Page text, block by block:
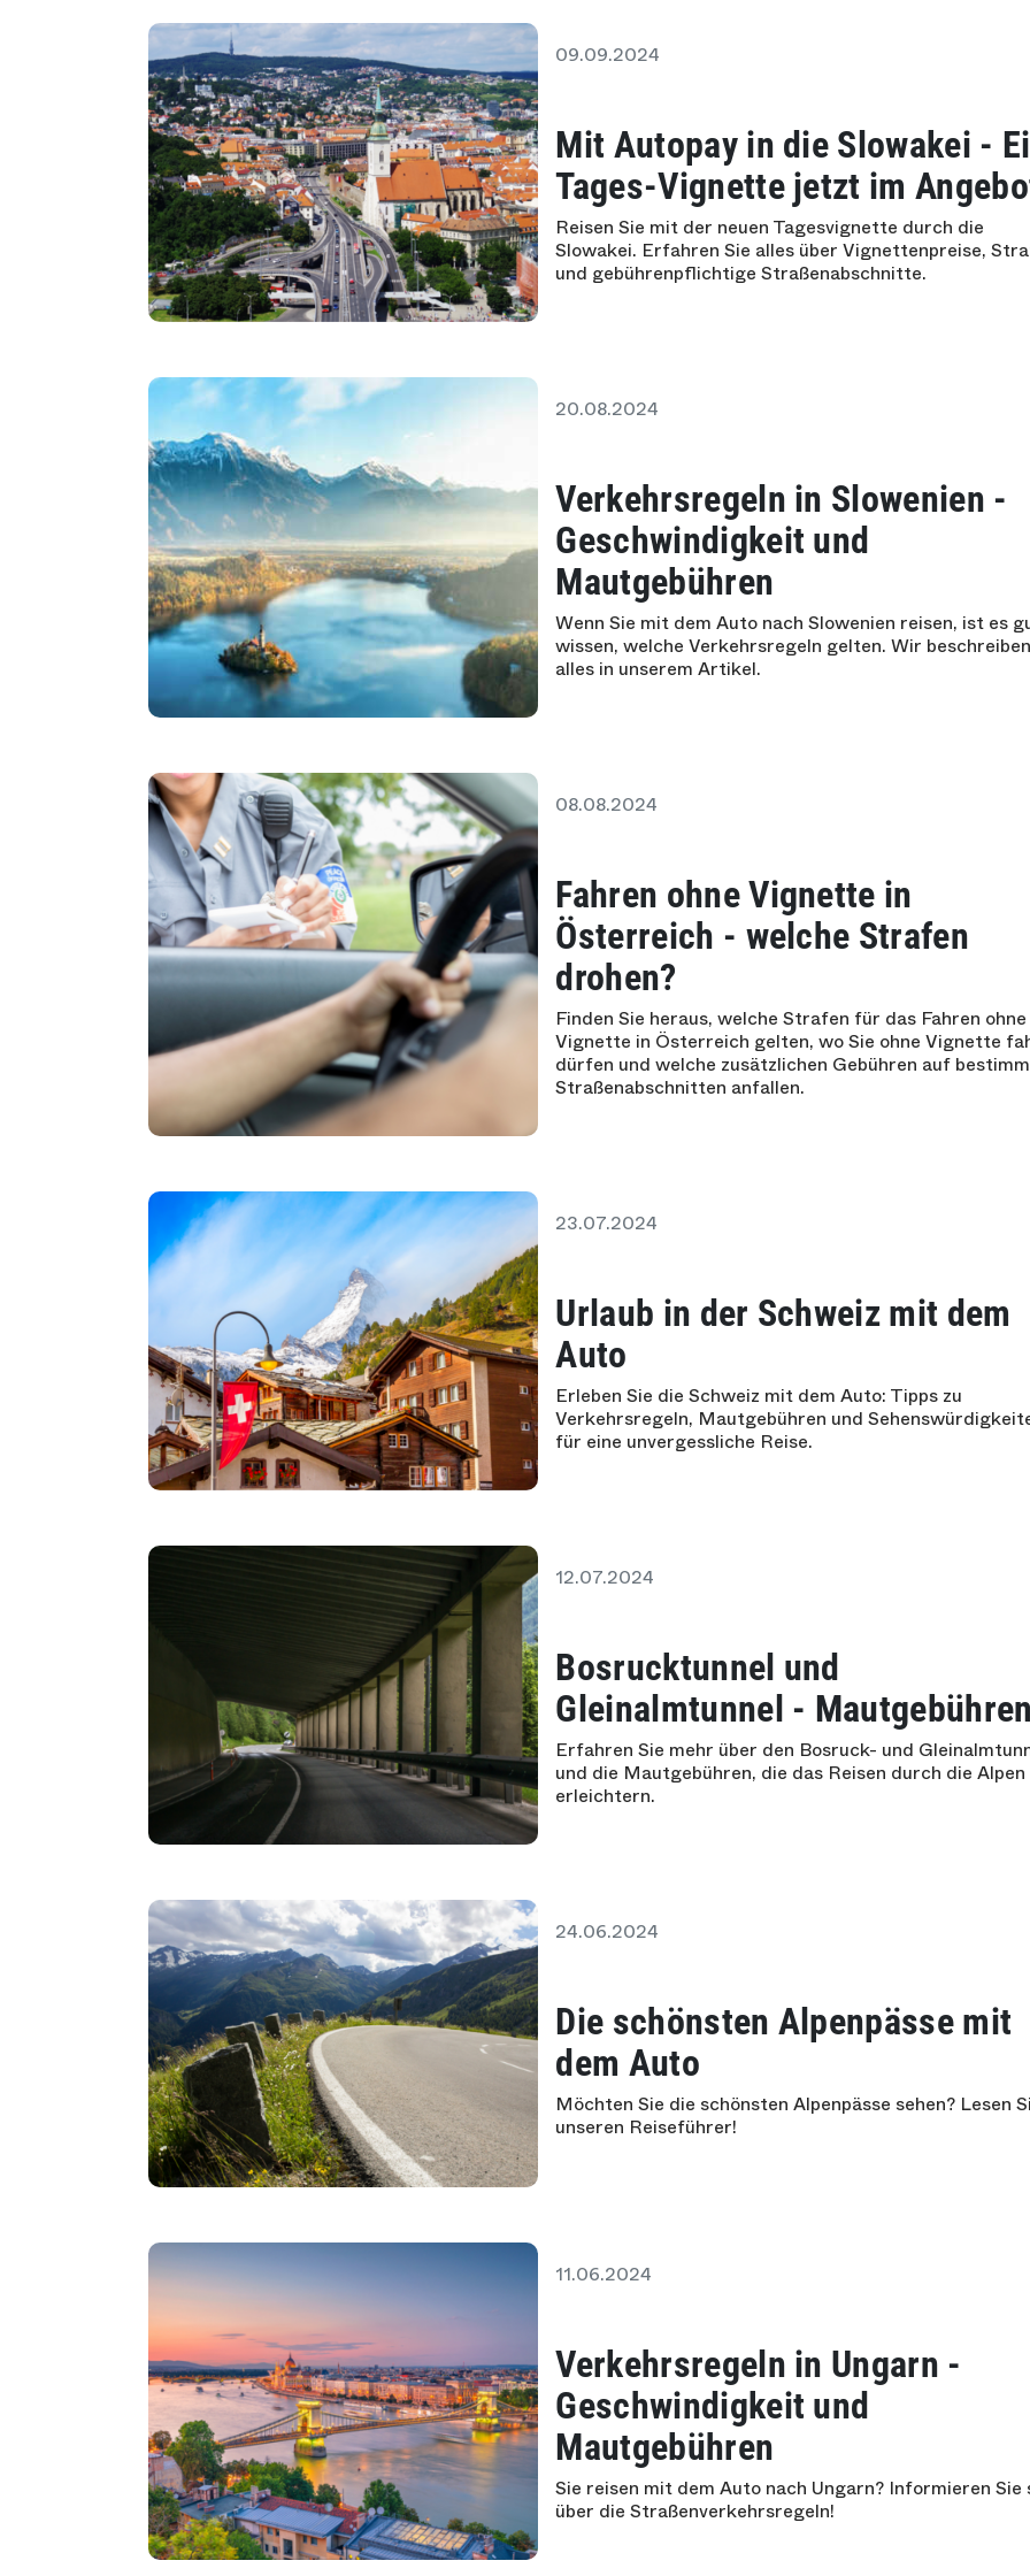
09.09.2024
Mit Autopay in die Slowakei -
Tages-Vignette jetzt im
Reisen Sie mit der neuen Tagesvignette durch die
Slowakei. Erfahren Sie alles über Vignettenpreise,
und gebührenpflichtige Straßenabschnitte.
20.08.2024
Verkehrsregeln in Slowenien -
Geschwindigkeit und
Mautgebühren
Wenn Sie mit dem Auto nach Slowenien reisen, ist es
wissen, welche Verkehrsregeln gelten. Wir beschreiben
alles in unserem Artikel.
08.08.2024
Fahren ohne Vignette in
Österreich - welche Strafen
drohen?
Finden Sie heraus, welche Strafen für das Fahren ohne
Vignette in Österreich gelten, wo Sie ohne Vignette
dürfen und welche zusätzlichen Gebühren auf
Straßenabschnitten anfallen.
23.07.2024
Urlaub in der Schweiz mit dem
Auto
Erleben Sie die Schweiz mit dem Auto: Tipps zu
Verkehrsregeln, Mautgebühren und
für eine unvergessliche Reise.
12.07.2024
Bosrucktunnel und
Gleinalmtunnel - Mautgebühren
Erfahren Sie mehr über den Bosruck- und
und die Mautgebühren, die das Reisen durch die Alpen
erleichtern.
24.06.2024
Die schönsten Alpenpässe mit
dem Auto
Möchten Sie die schönsten Alpenpässe sehen? Lesen
unseren Reiseführer!
11.06.2024
Verkehrsregeln in Ungarn -
Geschwindigkeit und
Mautgebühren
Sie reisen mit dem Auto nach Ungarn? Informieren Sie
über die Straßenverkehrsregeln!